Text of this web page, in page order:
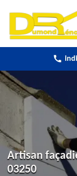
Artisan
03250